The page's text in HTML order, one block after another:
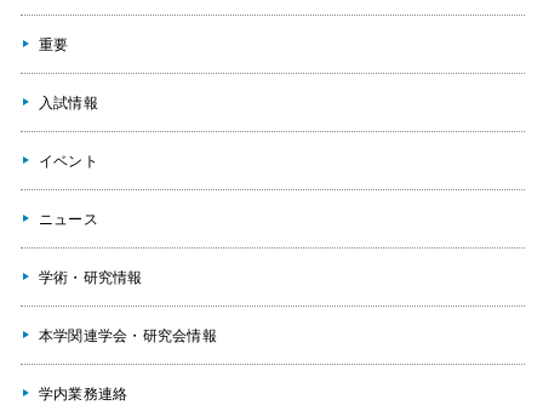
重要
入試情報
イベント
ニュース
学術・研究情報
本学関連学会・研究会情報
学内業務連絡